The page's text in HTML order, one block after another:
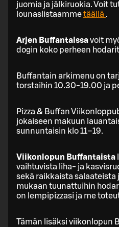
juomia ja jälkiruokia. Voit
lounaslistaammetäällä .
Arjen Buffantaissavoit
dogin koko perheen
Buffantain arkimenu on
torstaihin 10.30-19.00 ja
Pizza & Buffan
jokaiseen makuun
sunnuntaisin klo 11–19.
Viikonlopun Buffantaista
vaihtuvista liha- ja
sekä raikkaista salaateista
mukaan tuunattuihin
on lempipizzasi ja me
Tämän lisäksi viikonlopun